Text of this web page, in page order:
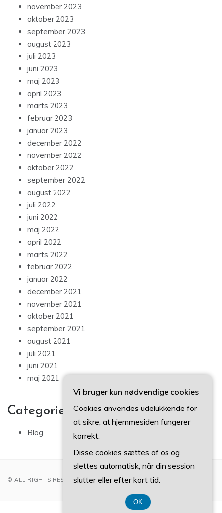
november 2023
oktober 2023
september 2023
august 2023
juli 2023
juni 2023
maj 2023
april 2023
marts 2023
februar 2023
januar 2023
december 2022
november 2022
oktober 2022
september 2022
august 2022
juli 2022
juni 2022
maj 2022
april 2022
marts 2022
februar 2022
januar 2022
december 2021
november 2021
oktober 2021
september 2021
august 2021
juli 2021
juni 2021
maj 2021
Categories
Blog
© ALL RIGHTS RESERVED 2022
Vi bruger kun nødvendige cookies
Cookies anvendes udelukkende for
at sikre, at hjemmesiden fungerer
korrekt.
Disse cookies sættes af os og
slettes automatisk, når din session
slutter eller efter kort tid.
OK